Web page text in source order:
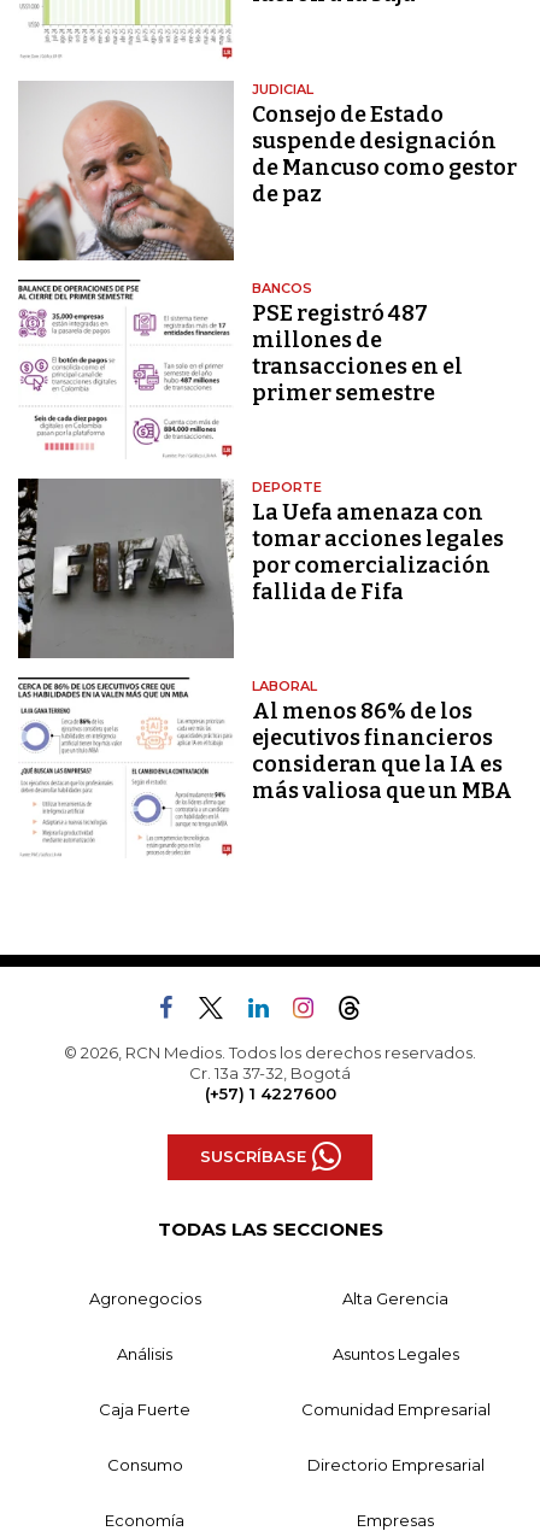
JUDICIAL
Consejo de Estado
suspende designación
de Mancuso como gestor
de paz
BANCOS
PSE registró 487
millones de
transacciones en el
primer semestre
DEPORTE
La Uefa amenaza con
tomar acciones legales
por comercialización
fallida de Fifa
LABORAL
Al menos 86% de los
ejecutivos financieros
consideran que la IA es
más valiosa que un MBA
© 2026, RCN Medios. Todos los derechos reservados.
Cr. 13a 37-32, Bogotá
(+57) 1 4227600
SUSCRÍBASE
TODAS LAS SECCIONES
Agronegocios Alta Gerencia
Análisis Asuntos Legales
Caja Fuerte Comunidad Empresarial
Consumo Directorio Empresarial
Economía Empresas